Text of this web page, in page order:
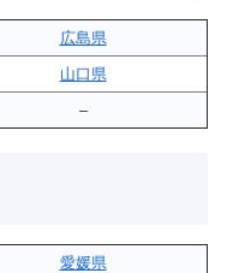
広島県
山口県
–
愛媛県